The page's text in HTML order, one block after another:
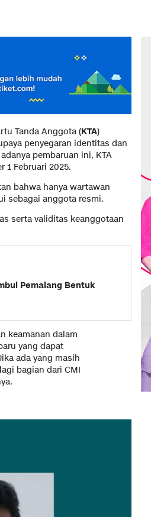
Tanda Anggota (KTA)
penyegaran identitas dan
pembaruan ini, KTA
1 Februari 2025.
bahwa hanya wartawan
sebagai anggota resmi.
serta validitas keanggotaan
Pemalang Bentuk
keamanan dalam
yang dapat
ada yang masih
bagian dari CMI